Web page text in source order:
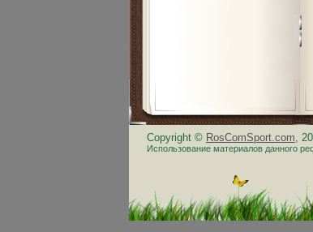
Copyright © RosComSport.com,
Использование материалов данного